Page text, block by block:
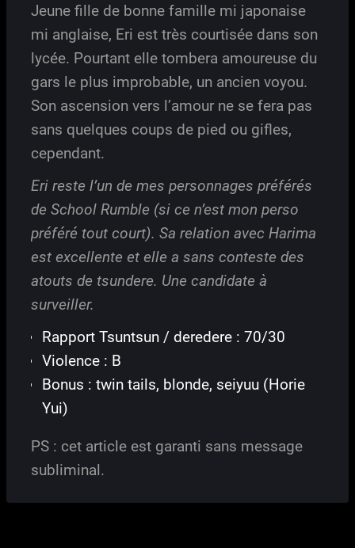
Jeune fille de bonne famille mi japonaise
mi anglaise, Eri est très courtisée dans son
lycée. Pourtant elle tombera amoureuse du
gars le plus improbable, un ancien voyou.
Son ascension vers l’amour ne se fera pas
sans quelques coups de pied ou gifles,
cependant.
Eri reste l’un de mes personnages préférés
de School Rumble (si ce n’est mon perso
préféré tout court). Sa relation avec Harima
est excellente et elle a sans conteste des
atouts de tsundere. Une candidate à
surveiller.
Rapport Tsuntsun / deredere : 70/30
Violence : B
Bonus : twin tails, blonde, seiyuu (Horie
Yui)
PS : cet article est garanti sans message
subliminal.